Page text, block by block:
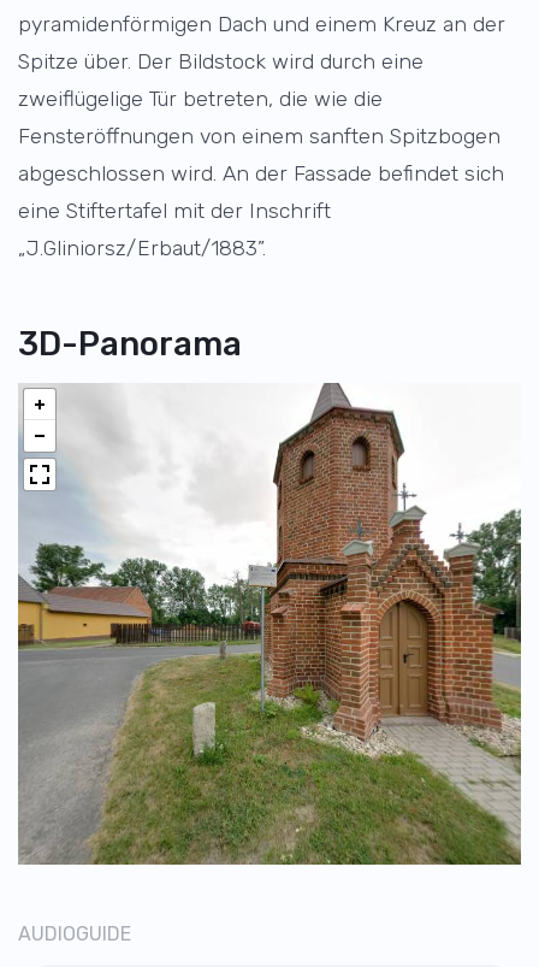
pyramidenförmigen Dach und einem Kreuz an der
Spitze über. Der Bildstock wird durch eine
zweiflügelige Tür betreten, die wie die
Fensteröffnungen von einem sanften Spitzbogen
abgeschlossen wird. An der Fassade befindet sich
eine Stiftertafel mit der Inschrift
„J.Gliniorsz/Erbaut/1883”.
3D-Panorama
AUDIOGUIDE